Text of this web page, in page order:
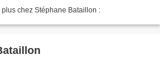
chez Stéphane Bataillon :